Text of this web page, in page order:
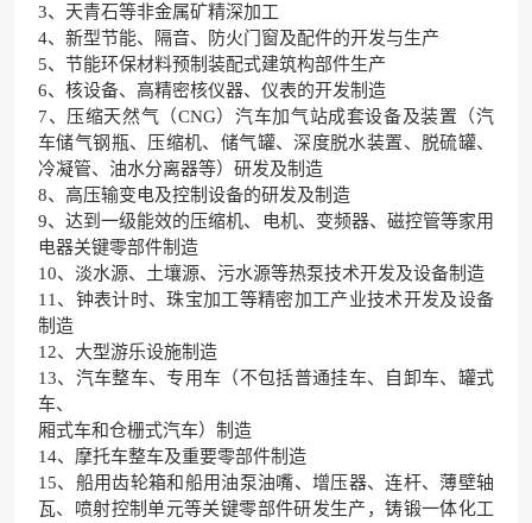
3、天青石等非金属矿精深加工
4、新型节能、隔音、防火门窗及配件的开发与生产
5、节能环保材料预制装配式建筑构部件生产
6、核设备、高精密核仪器、仪表的开发制造
7、压缩天然气（CNG）汽车加气站成套设备及装置（汽
车储气钢瓶、压缩机、储气罐、深度脱水装置、脱硫罐、
冷凝管、油水分离器等）研发及制造
8、高压输变电及控制设备的研发及制造
9、达到一级能效的压缩机、电机、变频器、磁控管等家用
电器关键零部件制造
10、淡水源、土壤源、污水源等热泵技术开发及设备制造
11、钟表计时、珠宝加工等精密加工产业技术开发及设备
制造
12、大型游乐设施制造
13、汽车整车、专用车（不包括普通挂车、自卸车、罐式
车、
厢式车和仓栅式汽车）制造
14、摩托车整车及重要零部件制造
15、船用齿轮箱和船用油泵油嘴、增压器、连杆、薄壁轴
瓦、喷射控制单元等关键零部件研发生产，铸锻一体化工